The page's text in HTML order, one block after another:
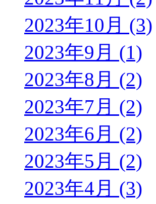
2023年10月 (3)
2023年9月 (1)
2023年8月 (2)
2023年7月 (2)
2023年6月 (2)
2023年5月 (2)
2023年4月 (3)